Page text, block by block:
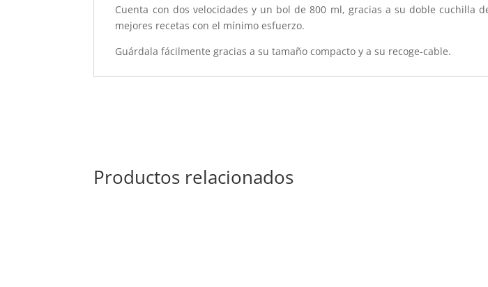
Cuenta con dos velocidades y un bol de 800 ml, gracias a su doble cuchilla
mejores recetas con el mínimo esfuerzo.
Guárdala fácilmente gracias a su tamaño compacto y a su recoge-cable.
Productos relacionados